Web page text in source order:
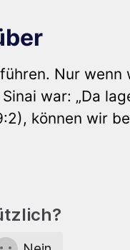
Nur wenn
war: „Da
können wir